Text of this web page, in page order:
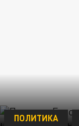
ПОЛИТИКА